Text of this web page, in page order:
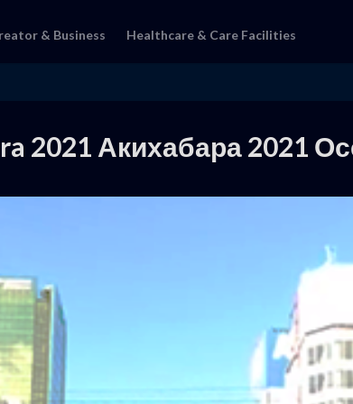
& Business Healthcare & Care Facilities
2021 Акихабара 2021